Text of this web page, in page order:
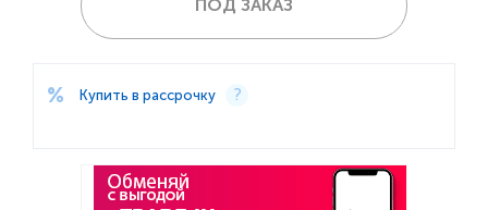
ПОД ЗАКАЗ
Купить в рассрочку